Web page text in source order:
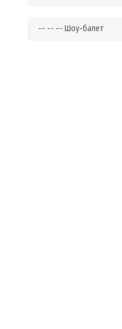
-- -- -- Шоу-балет